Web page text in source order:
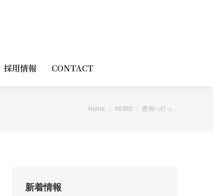
採用情報 CONTACT
You are here:
Home NEWS 豊洲へ行っ…
新着情報